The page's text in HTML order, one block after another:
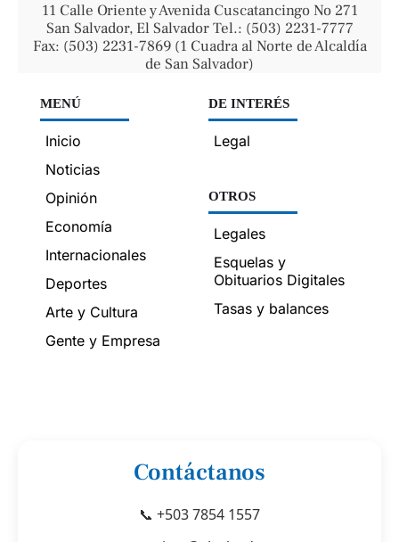
11 Calle Oriente y Avenida Cuscatancingo No 271
San Salvador, El Salvador Tel.: (503) 2231-7777
Fax: (503) 2231-7869 (1 Cuadra al Norte de Alcaldía
de San Salvador)
MENÚ
Inicio
Noticias
Opinión
Economía
Internacionales
Deportes
Arte y Cultura
Gente y Empresa
DE INTERÉS
Legal
OTROS
Legales
Esquelas y
Obituarios Digitales
Tasas y balances
Contáctanos
📞 +503 7854 1557